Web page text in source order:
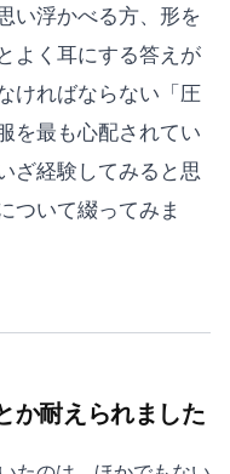
い浮かべる方、形を
よく耳にする答えが
ければならない「圧
を最も心配されてい
ざ経験してみると思
ついて綴ってみま
か耐えられました